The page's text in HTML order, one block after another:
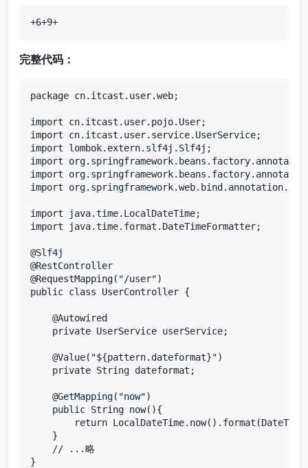
+6+9+
完整代码：
package cn.itcast.user.web;
import cn.itcast.user.pojo.User;
import cn.itcast.user.service.UserService;
import lombok.extern.slf4j.Slf4j;
import
import
import org.springframework.web.bind.annotation.*;
import java.time.LocalDateTime;
import java.time.format.DateTimeFormatter;
@Slf4j
@RestController
@RequestMapping("/user")
public class UserController {
@Autowired
private UserService userService;
@Value("${pattern.dateformat}")
private String dateformat;
@GetMapping("now")
public String now(){
return
}
// ...略
}